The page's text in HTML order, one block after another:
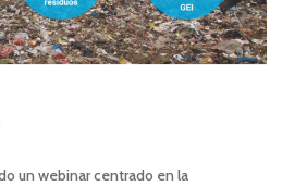
un webinar centrado en la